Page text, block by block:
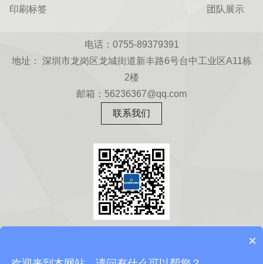
印刷标签
团队展示
电话：0755-89379391
地址： 深圳市龙岗区龙城街道新丰路6号台中工业区A11栋
2楼
邮箱：56236367@qq.com
联系我们
×